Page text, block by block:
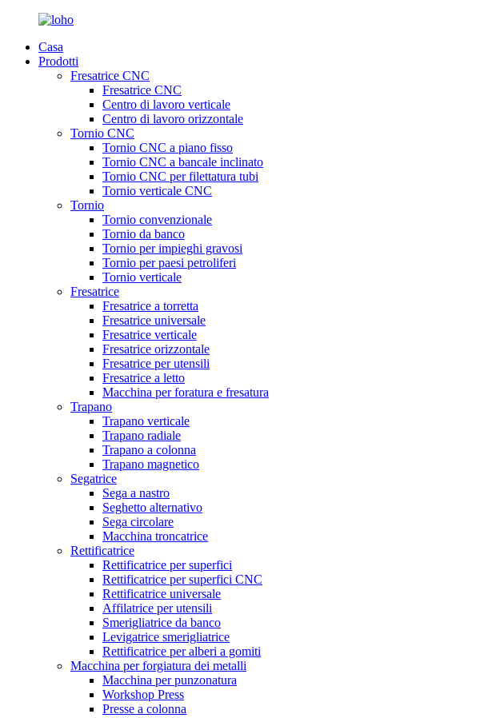
Casa
Prodotti
Fresatrice CNC
Fresatrice CNC
Centro di lavoro verticale
Centro di lavoro orizzontale
Tornio CNC
Tornio CNC a piano fisso
Tornio CNC a bancale inclinato
Tornio CNC per filettatura tubi
Tornio verticale CNC
Tornio
Tornio convenzionale
Tornio da banco
Tornio per impieghi gravosi
Tornio per paesi petroliferi
Tornio verticale
Fresatrice
Fresatrice a torretta
Fresatrice universale
Fresatrice verticale
Fresatrice orizzontale
Fresatrice per utensili
Fresatrice a letto
Macchina per foratura e fresatura
Trapano
Trapano verticale
Trapano radiale
Trapano a colonna
Trapano magnetico
Segatrice
Sega a nastro
Seghetto alternativo
Sega circolare
Macchina troncatrice
Rettificatrice
Rettificatrice per superfici
Rettificatrice per superfici CNC
Rettificatrice universale
Affilatrice per utensili
Smerigliatrice da banco
Levigatrice smerigliatrice
Rettificatrice per alberi a gomiti
Macchina per forgiatura dei metalli
Macchina per punzonatura
Workshop Press
Presse a colonna